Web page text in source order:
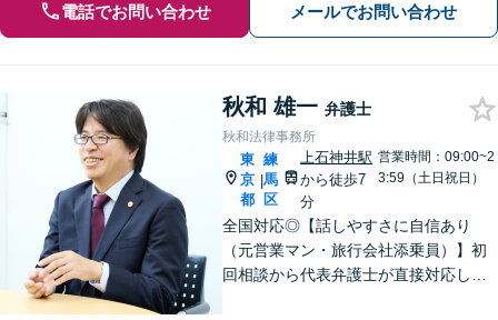
電話でお問い合わせ メールでお問い合わせ
秋和 雄一 弁護士
秋和法律事務所
東
京
都
|
練
馬
区
上石神井駅
から徒歩7
分
営業時間：09:00~2
3:59（土日祝日）
全国対応◎【話しやすさに自信あり
（元営業マン・旅行会社添乗員）】初
回相談から代表弁護士が直接対応し、